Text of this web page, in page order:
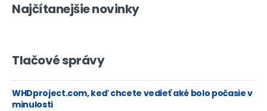
Najčítanejšie novinky
Tlačové správy
WHDproject.com, keď chcete vedieť aké bolo počasie v
minulosti